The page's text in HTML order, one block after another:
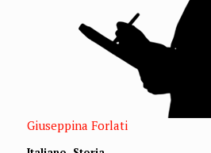
Giuseppina Forlati